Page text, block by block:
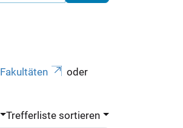
Fakultäten
oder
Trefferliste sortieren